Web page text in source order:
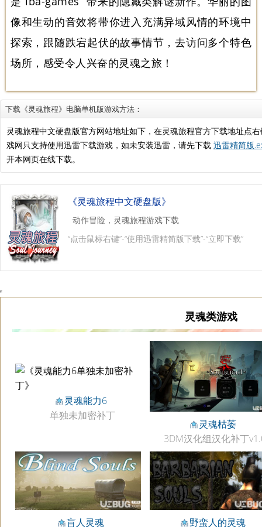
像和生动的音效将带你进入充满异域风情的环境中
探索，跟随跌宕起伏的故事情节，去访问多个特色
场所，感受令人兴奋的灵魂之旅！
下载《灵魂旅程》电脑单机版游戏方法：
灵魂旅程中文硬盘版官方网站地址如下，在灵魂旅程官方下载地址点
戏网只支持使用迅雷下载游戏，如未安装迅雷，请先下载 迅雷精简版
开本网页在线下载。
《灵魂旅程中文硬盘版》
动作冒险，灵魂旅程游戏下载
“点击鼠标右键”-“使用迅雷精简版下载”-“立即下载”
灵魂类游戏
灵魂能力6
单独未加密补丁
灵魂枯萎
3DM汉化组汉化补丁
盲人灵魂
野蛮人的灵魂